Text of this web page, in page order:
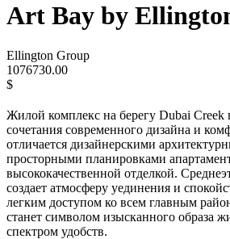
Art Bay by
Ellington Group
1076730.00
$
Жилой комплекс на берегу Dubai Creek
сочетания современного дизайна и
отличается дизайнерскими
просторными планировками
высококачественной отделкой.
создает атмосферу уединения и
легким доступом ко всем главным
станет символом изысканного образа
спектром удобств.